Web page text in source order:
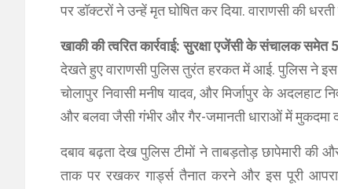
पर डॉक्टरों ने उन्हें मृत घोषित कर दिया. वाराणसी की
खाकी की त्वरित कार्रवाई: सुरक्षा एजेंसी के संचालक समेत
देखते हुए वाराणसी पुलिस तुरंत हरकत में आई. पुलिस ने इस
चोलापुर निवासी मनीष यादव, और मिर्जापुर के अदलहाट
और बलवा जैसी गंभीर और गैर-जमानती धाराओं में मुकदमा
दबाव बढ़ता देख पुलिस टीमों ने ताबड़तोड़ छापेमारी की
ताक पर रखकर गार्ड्स तैनात करने और इस पूरी